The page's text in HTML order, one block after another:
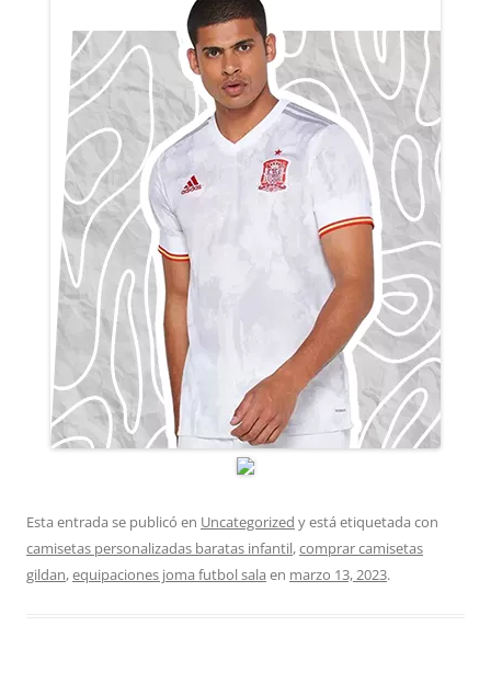
Esta entrada se publicó en Uncategorized y está etiquetada con
camisetas personalizadas baratas infantil,comprar camisetas
gildan,equipaciones joma futbol sala en marzo 13, 2023.